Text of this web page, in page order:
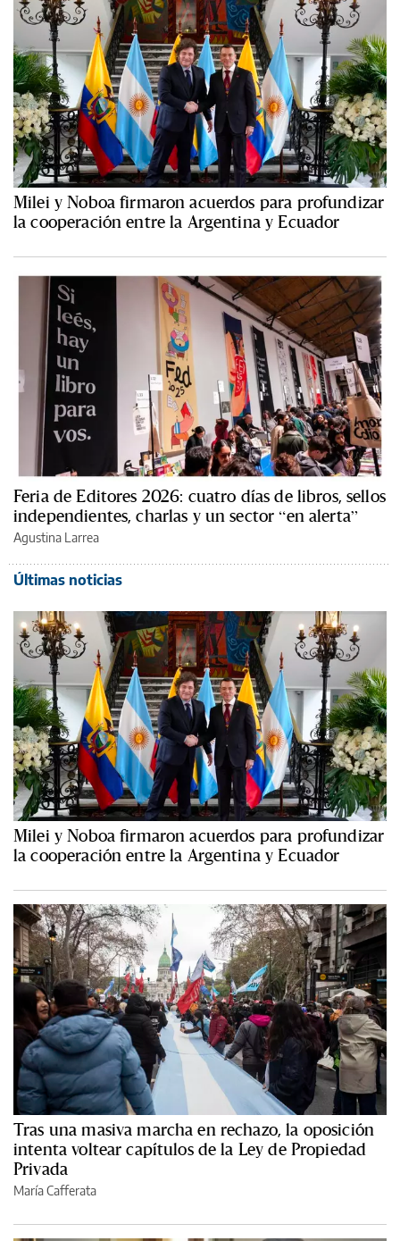
Milei y Noboa firmaron acuerdos para profundizar
la cooperación entre la Argentina y Ecuador
Feria de Editores 2026: cuatro días de libros, sellos
independientes, charlas y un sector “en alerta”
Agustina Larrea
Últimas noticias
Milei y Noboa firmaron acuerdos para profundizar
la cooperación entre la Argentina y Ecuador
Tras una masiva marcha en rechazo, la oposición
intenta voltear capítulos de la Ley de Propiedad
Privada
María Cafferata